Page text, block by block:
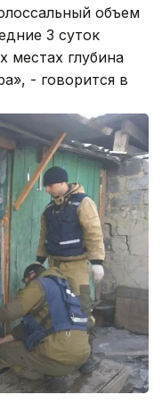
объем
3 суток
местах глубина
- говорится в